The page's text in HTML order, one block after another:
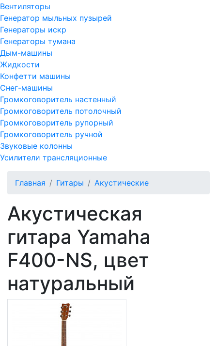
Вентиляторы
Генератор мыльных пузырей
Генераторы искр
Генераторы тумана
Дым-машины
Жидкости
Конфетти машины
Снег-машины
Громкоговоритель настенный
Громкоговоритель потолочный
Громкоговоритель рупорный
Громкоговоритель ручной
Звуковые колонны
Усилители трансляционные
Главная Гитары Акустические
Акустическая
гитара Yamaha
F400-NS, цвет
натуральный